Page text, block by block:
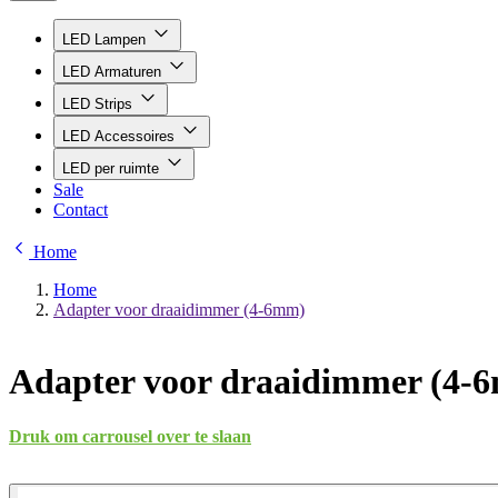
LED Lampen
LED Armaturen
LED Strips
LED Accessoires
LED per ruimte
Sale
Contact
Home
Home
Adapter voor draaidimmer (4-6mm)
Adapter voor draaidimmer (4-
Druk om carrousel over te slaan